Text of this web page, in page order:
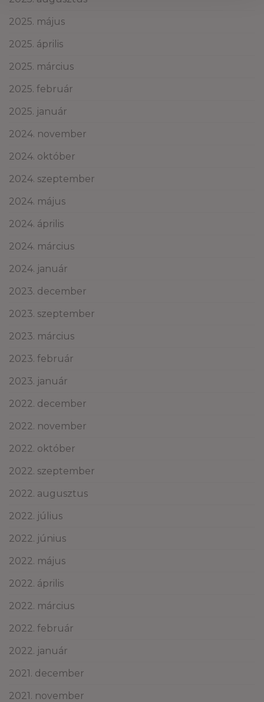
2025. május
2025. április
2025. március
2025. február
2025. január
2024. november
2024. október
2024. szeptember
2024. május
2024. április
2024. március
2024. január
2023. december
2023. szeptember
2023. március
2023. február
2023. január
2022. december
2022. november
2022. október
2022. szeptember
2022. augusztus
2022. július
2022. június
2022. május
2022. április
2022. március
2022. február
2022. január
2021. december
2021. november